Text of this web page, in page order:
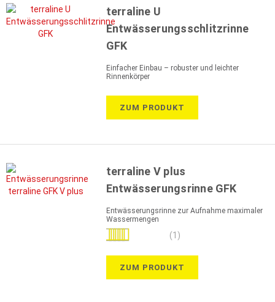
terraline U
Entwässerungsschlitzrinne
GFK
Einfacher Einbau – robuster und leichter
Rinnenkörper
ZUM PRODUKT
terraline V plus
Entwässerungsrinne GFK
Entwässerungsrinne zur Aufnahme maximaler
Wassermengen
Bewertung:
(1)
ZUM PRODUKT